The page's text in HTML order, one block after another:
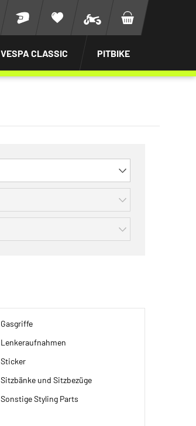
VESPA CLASSIC PITBIKE
Gasgriffe
Lenkeraufnahmen
Sticker
Sitzbänke und Sitzbezüge
Sonstige Styling Parts